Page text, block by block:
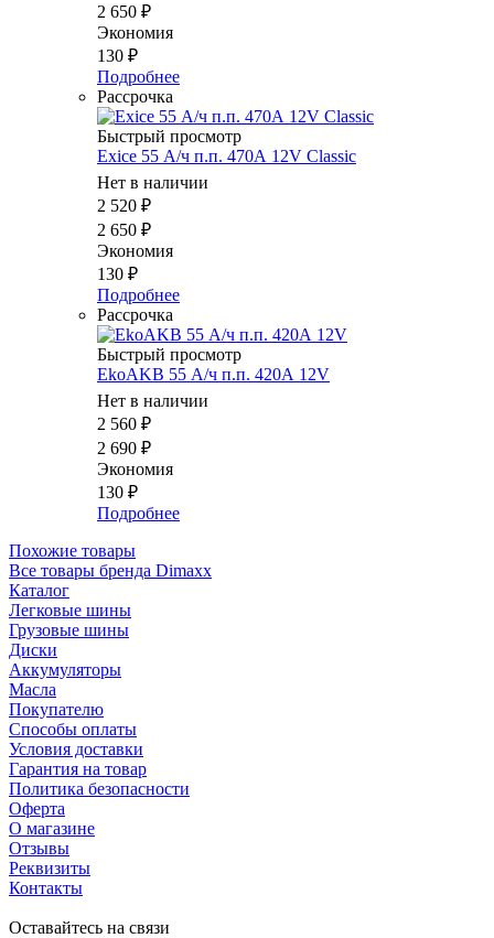
2 650 ₽
Экономия
130 ₽
Подробнее
Рассрочка
Быстрый просмотр
Exice 55 А/ч п.п. 470А 12V Classic
Нет в наличии
2 520 ₽
2 650 ₽
Экономия
130 ₽
Подробнее
Рассрочка
Быстрый просмотр
EkoAKB 55 А/ч п.п. 420А 12V
Нет в наличии
2 560 ₽
2 690 ₽
Экономия
130 ₽
Подробнее
Похожие товары
Все товары бренда Dimaxx
Каталог
Легковые шины
Грузовые шины
Диски
Аккумуляторы
Масла
Покупателю
Способы оплаты
Условия доставки
Гарантия на товар
Политика безопасности
Оферта
О магазине
Отзывы
Реквизиты
Контакты
Оставайтесь на связи